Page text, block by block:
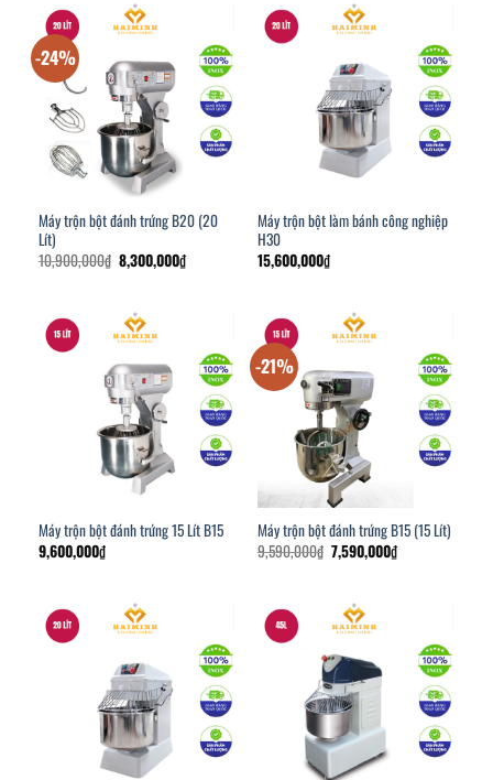
-24%
Máy trộn bột đánh trứng B20 (20
Lít)
10,900,000₫ Giá
gốc
8,300,000₫Giá
hiện
Máy trộn bột làm bánh công nghiệp
H30
15,600,000₫
Máy trộn bột đánh trứng 15 Lít B15
9,600,000₫
-21%
Máy trộn bột đánh trứng B15 (15 Lít)
9,590,000₫ Giá
gốc
7,590,000₫Giá
hiện